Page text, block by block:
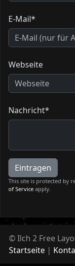
E-Mail*
Webseite
Nachricht*
Eintragen
This site is protected by
of Service apply.
© Ilch 2 Free
Startseite